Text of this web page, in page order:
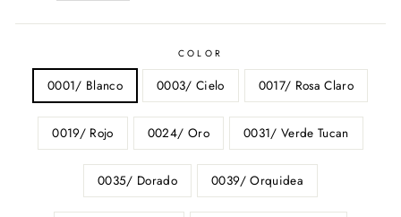
COLOR
0001/ Blanco 0003/ Cielo 0017/ Rosa Claro
0019/ Rojo 0024/ Oro 0031/ Verde Tucan
0035/ Dorado 0039/ Orquidea